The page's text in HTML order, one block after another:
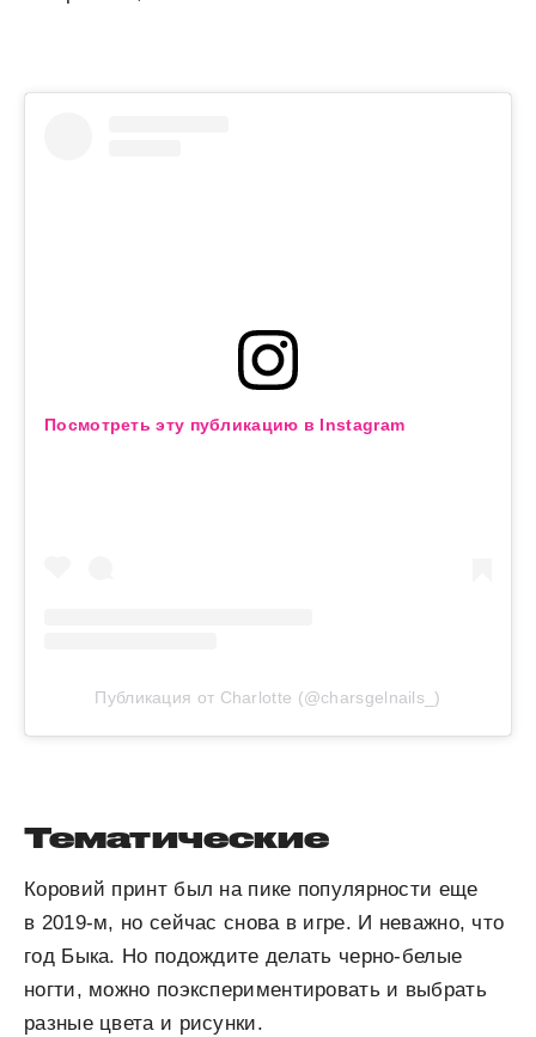
Посмотреть эту публикацию в Instagram
Публикация от Charlotte (@charsgelnails_)
Тематические
Коровий принт был на пике популярности еще
в 2019-м, но сейчас снова в игре. И неважно, что
год Быка. Но подождите делать черно-белые
ногти, можно поэкспериментировать и выбрать
разные цвета и рисунки.